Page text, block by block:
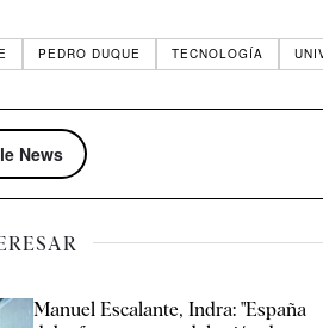
PEDRO DUQUE TECNOLOGÍA
News
Manuel Escalante, Indra: "España